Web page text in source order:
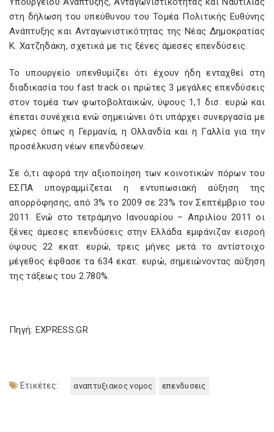
στη δήλωση του υπεύθυνου του Τομέα Πολιτικής Ευθύνης
Ανάπτυξης και Ανταγωνιστικότητας της Νέας Δημοκρατίας
Κ. Χατζηδάκη, σχετικά με τις ξένες άμεσες επενδύσεις.
Το υπουργείο υπενθυμίζει ότι έχουν ήδη ενταχθεί στη
διαδικασία του fast track οι πρώτες 3 μεγάλες επενδύσεις
στον τομέα των φωτοβολταϊκών, ύψους 1,1 δισ. ευρώ και
έπεται συνέχεια ενώ σημειώνει ότι υπάρχει συνεργασία με
χώρες όπως η Γερμανία, η Ολλανδία και η Γαλλία για την
προσέλκυση νέων επενδύσεων.
Σε ό,τι αφορά την αξιοποίηση των κοινοτικών πόρων του
ΕΣΠΑ υπογραμμίζεται η εντυπωσιακή αύξηση της
απορρόφησης, από 3% το 2009 σε 23% τον Σεπτέμβριο του
2011. Eνώ στο τετράμηνο Ιανουαρίου – Απριλίου 2011 οι
ξένες άμεσες επενδύσεις στην Ελλάδα εμφάνιζαν εισροή
ύψους 22 εκατ. ευρώ, τρεις μήνες μετά το αντίστοιχο
μέγεθος έφθασε τα 634 εκατ. ευρώ, σημειώνοντας αύξηση
της τάξεως του 2.780%.
Πηγή: EXPRESS.GR
Ετικέτες: αναπτυξιακος νομος επενδυσεις